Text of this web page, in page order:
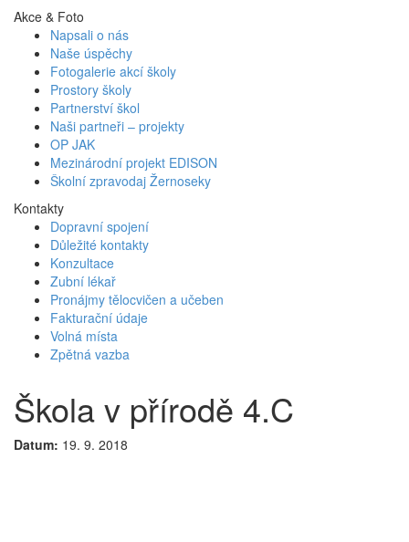
Akce & Foto
Napsali o nás
Naše úspěchy
Fotogalerie akcí školy
Prostory školy
Partnerství škol
Naši partneři – projekty
OP JAK
Mezinárodní projekt EDISON
Školní zpravodaj Žernoseky
Kontakty
Dopravní spojení
Důležité kontakty
Konzultace
Zubní lékař
Pronájmy tělocvičen a učeben
Fakturační údaje
Volná místa
Zpětná vazba
Škola v přírodě 4.C
Datum: 19. 9. 2018